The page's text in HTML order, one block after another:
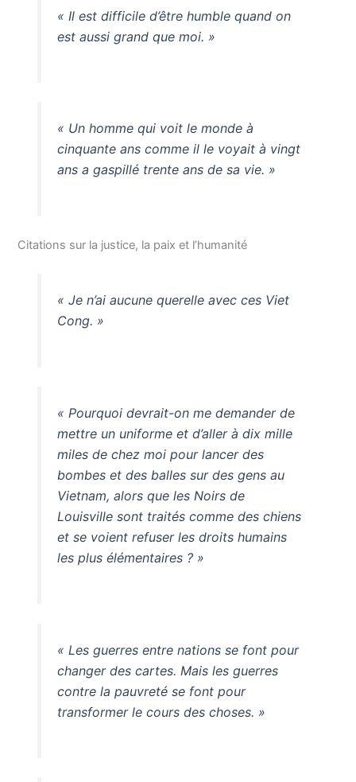
« Il est difficile d’être humble quand on
est aussi grand que moi. »
« Un homme qui voit le monde à
cinquante ans comme il le voyait à vingt
ans a gaspillé trente ans de sa vie. »
Citations sur la justice, la paix et l’humanité
« Je n’ai aucune querelle avec ces Viet
Cong. »
« Pourquoi devrait-on me demander de
mettre un uniforme et d’aller à dix mille
miles de chez moi pour lancer des
bombes et des balles sur des gens au
Vietnam, alors que les Noirs de
Louisville sont traités comme des chiens
et se voient refuser les droits humains
les plus élémentaires ? »
« Les guerres entre nations se font pour
changer des cartes. Mais les guerres
contre la pauvreté se font pour
transformer le cours des choses. »